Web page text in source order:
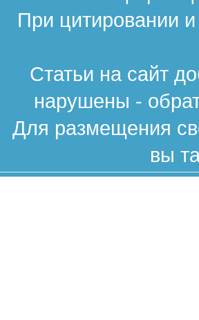
При цитировании
Статьи на сайт
нарушены -
Для размещения
вы